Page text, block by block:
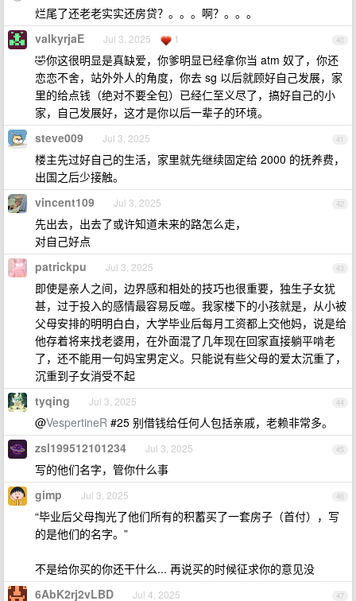
烂尾了还老老实实还房贷？。。。啊？。。。
40
valkyrjaE Jul 3, 2025 1
🤣你这很明显是真缺爱，你爹明显已经拿你当 atm 奴了，你还
恋恋不舍，站外外人的角度，你去 sg 以后就顾好自己发展，家
里的给点钱（绝对不要全包）已经仁至义尽了，搞好自己的小
家，自己发展好，这才是你以后一辈子的环境。
41
steve009 Jul 3, 2025
楼主先过好自己的生活，家里就先继续固定给 2000 的抚养费，
出国之后少接触。
42
vincent109 Jul 3, 2025
先出去，出去了或许知道未来的路怎么走，
对自己好点
43
patrickpu Jul 3, 2025
即使是亲人之间，边界感和相处的技巧也很重要，独生子女犹
甚，过于投入的感情最容易反噬。我家楼下的小孩就是，从小被
父母安排的明明白白，大学毕业后每月工资都上交他妈，说是给
他存着将来找老婆用，在外面混了几年现在回家直接躺平啃老
了，还不能用一句妈宝男定义。只能说有些父母的爱太沉重了，
沉重到子女消受不起
44
tyqing Jul 3, 2025
@VespertineR #25 别借钱给任何人包括亲戚，老赖非常多。
45
zsl199512101234 Jul 3, 2025
写的他们名字，管你什么事
46
gimp Jul 3, 2025
“毕业后父母掏光了他们所有的积蓄买了一套房子（首付），写
的是他们的名字。”
不是给你买的你还干什么... 再说买的时候征求你的意见没
47
6AbK2rj2vLBD Jul 4, 2025